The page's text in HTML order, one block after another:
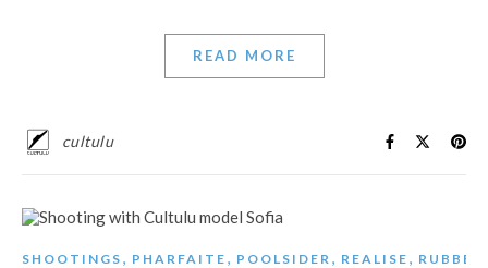
READ MORE
cultulu
SHOOTINGS , PHARFAITE , POOLSIDER , REALISE ,